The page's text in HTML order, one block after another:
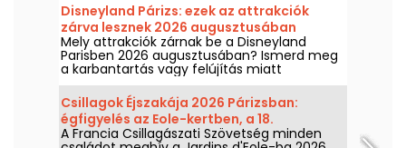
Disneyland Párizs: ezek az attrakciók
zárva lesznek 2026 augusztusában
Mely attrakciók zárnak be a Disneyland
Parisben 2026 augusztusában? Ismerd meg
a karbantartás vagy felújítás miatt
ideiglenesen nem elérhető attrakciók
listáját, hogy előre megtervezhesd a Disney
parkjaiban tett látogatásodat.
Csillagok Éjszakája 2026 Párizsban:
égfigyelés az Eole-kertben, a 18.
kerületben
A Francia Csillagászati Szövetség minden